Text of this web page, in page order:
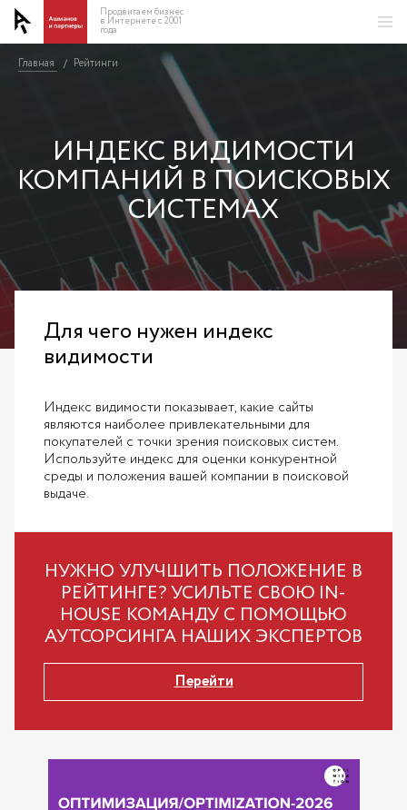
Продвигаем бизнес
в Интернете с 2001
года
ИНДЕКС ВИДИМОСТИ
КОМПАНИЙ В ПОИСКОВЫХ
СИСТЕМАХ
Главная / Рейтинги
Для чего нужен индекс
видимости
Индекс видимости показывает, какие сайты
являются наиболее привлекательными для
покупателей с точки зрения поисковых систем.
Используйте индекс для оценки конкурентной
среды и положения вашей компании в поисковой
выдаче.
НУЖНО УЛУЧШИТЬ ПОЛОЖЕНИЕ В
РЕЙТИНГЕ? УСИЛЬТЕ СВОЮ IN-
HOUSE КОМАНДУ С ПОМОЩЬЮ
АУТСОРСИНГА НАШИХ ЭКСПЕРТОВ
Перейти